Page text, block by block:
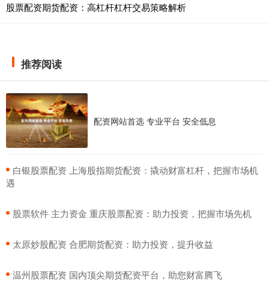
股票配资期货配资：高杠杆杠杆交易策略解析
推荐阅读
配资网站首选 专业平台 安全低息
​白银股票配资 上海股指期货配资：撬动财富杠杆，把握市场机
遇
​股票软件 主力资金 重庆股票配资：助力投资，把握市场先机
​太原炒股配资 合肥期货配资：助力投资，提升收益
​温州股票配资 国内顶尖期货配资平台，助您财富腾飞